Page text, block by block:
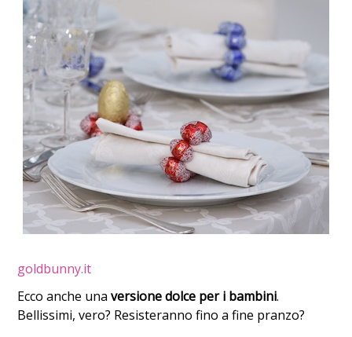
goldbunny.it
Ecco anche unaversione dolce per i bambini.
Bellissimi, vero? Resisteranno fino a fine pranzo?